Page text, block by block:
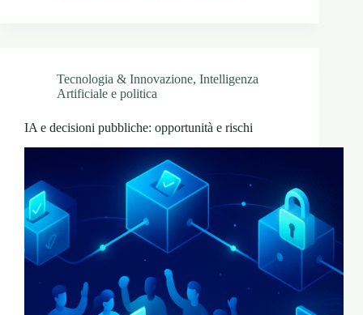
Tecnologia & Innovazione, Intelligenza
Artificiale e politica
IA e decisioni pubbliche: opportunità e rischi